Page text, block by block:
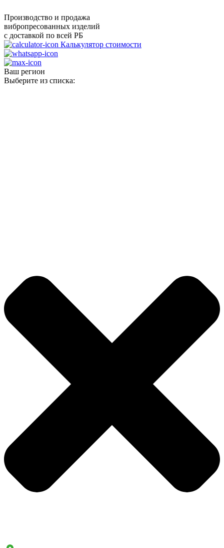
Производство и продажа
вибропресованных изделий
с доставкой по всей РБ
Калькулятор стоимости
Ваш регион
Выберите из списка: